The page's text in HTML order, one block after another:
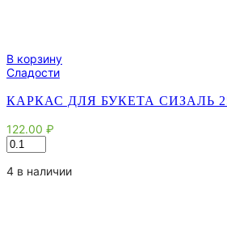
В корзину
Сладости
КАРКАС ДЛЯ БУКЕТА СИЗАЛЬ
122.00 ₽
Количество
товара
Каркас
4 в наличии